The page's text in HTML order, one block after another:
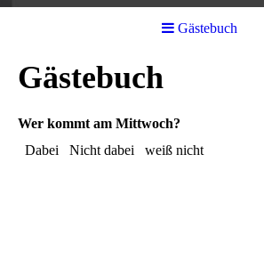
Gästebuch
Gästebuch
Wer kommt am Mittwoch?
Dabei
Nicht dabei weiß nicht